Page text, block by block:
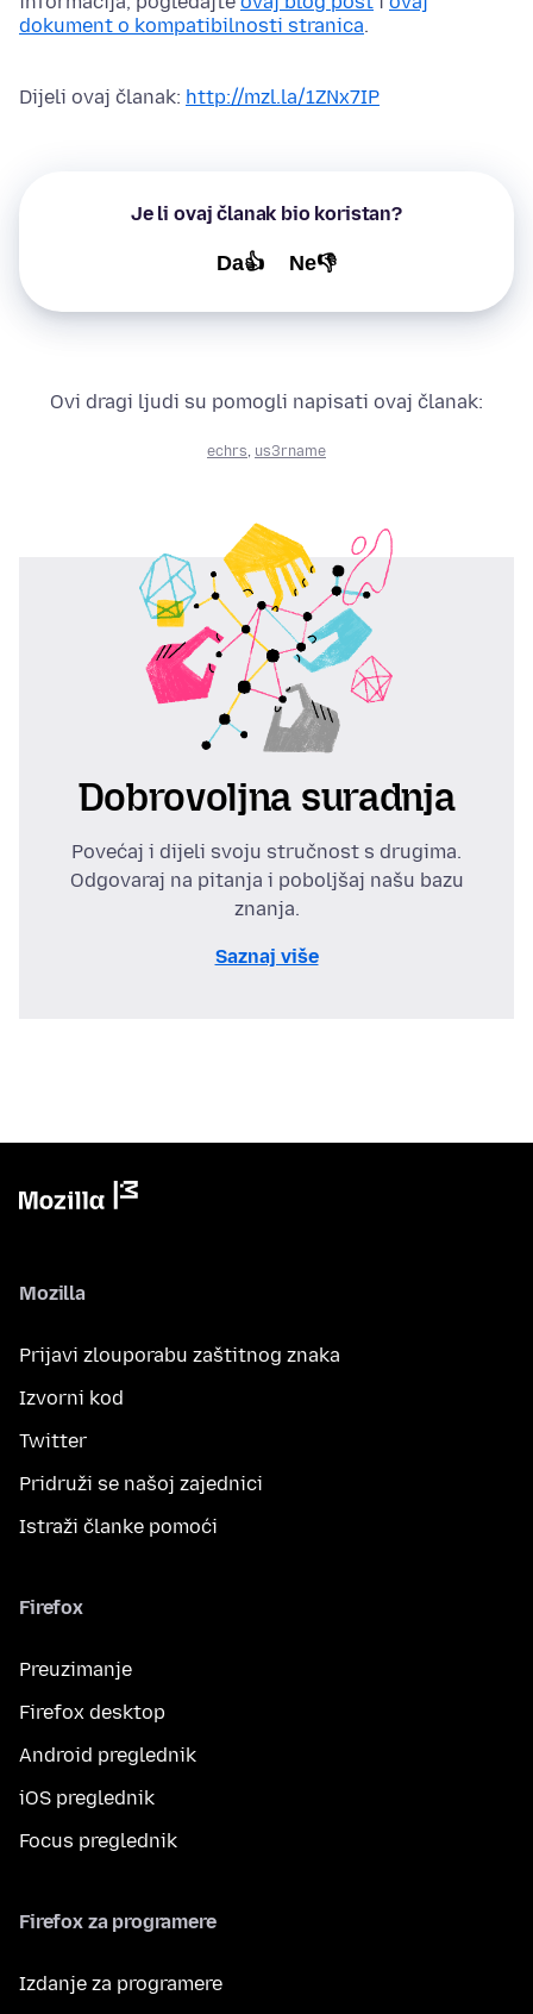
dokument o kompatibilnosti stranica.
Dijeli ovaj članak: http://mzl.la/1ZNx7IP
Je li ovaj članak bio koristan?
Da👍 Ne👎
Ovi dragi ljudi su pomogli napisati ovaj članak:
echrs, us3rname
Dobrovoljna suradnja
Povećaj i dijeli svoju stručnost s drugima.
Odgovaraj na pitanja i poboljšaj našu bazu
znanja.
Saznaj više
Mozilla
Prijavi zlouporabu zaštitnog znaka
Izvorni kod
Twitter
Pridruži se našoj zajednici
Istraži članke pomoći
Firefox
Preuzimanje
Firefox desktop
Android preglednik
iOS preglednik
Focus preglednik
Firefox za programere
Izdanje za programere